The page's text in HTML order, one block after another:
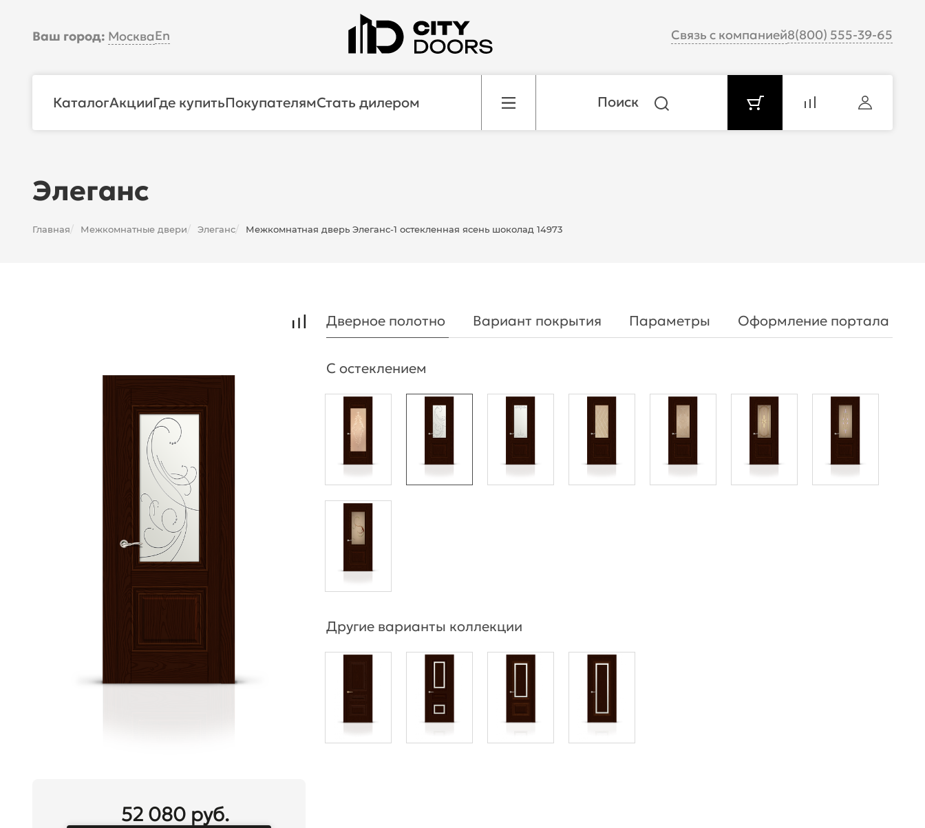
Ваш город: МоскваEn Связь с компанией8(800) 555-39-65
КаталогАкцииГде купитьПокупателямСтать дилером
Элеганс
Главная/ Межкомнатные двери/ Элеганс/ Межкомнатная дверь Элеганс-1 остекленная ясень шоколад 14973
52 080 руб.
Дверное полотно Вариант покрытия Параметры Оформление портала
С остеклением
Другие варианты коллекции